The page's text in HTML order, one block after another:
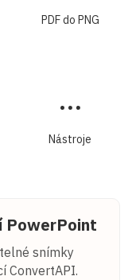
PDF do PNG
Nástroje
PowerPoint
snímky
ConvertAPI.